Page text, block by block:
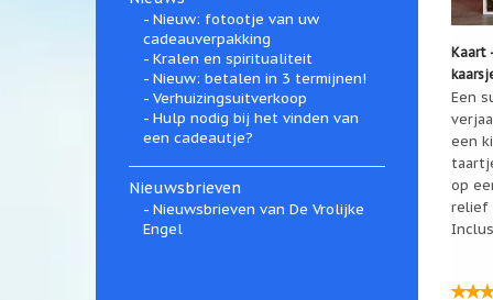
Nieuw: fotootje van uw
cadeauverpakking
Kralen en spiritualiteit
Nieuw: betalen in 3 termijnen!
Verhuizingsuitverkoop
Hulp nodig bij het vinden van
een cadeautje?
Nieuwsbrieven
Nieuwsbrieven van De Vrolijke
Engel
Kaart
Een
een
op
relief